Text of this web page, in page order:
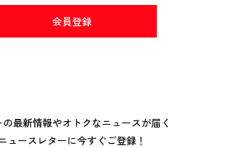
会員登録
の最新情報やオトクなニュースが届く
ュースレターに今すぐご登録！